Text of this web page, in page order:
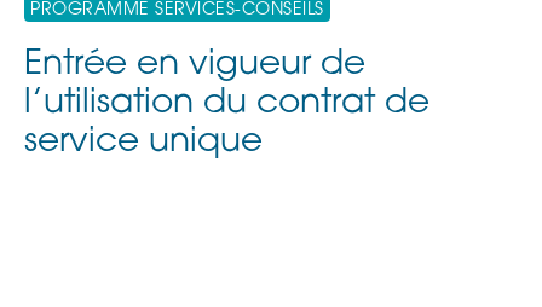
PROGRAMME SERVICES-CONSEILS
Entrée en vigueur de
l’utilisation du contrat de
service unique